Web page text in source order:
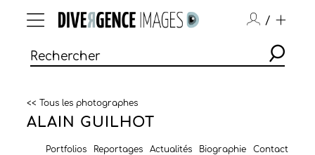
/
<< Tous les photographes
ALAIN GUILHOT
Portfolios Reportages Actualités Biographie Contact